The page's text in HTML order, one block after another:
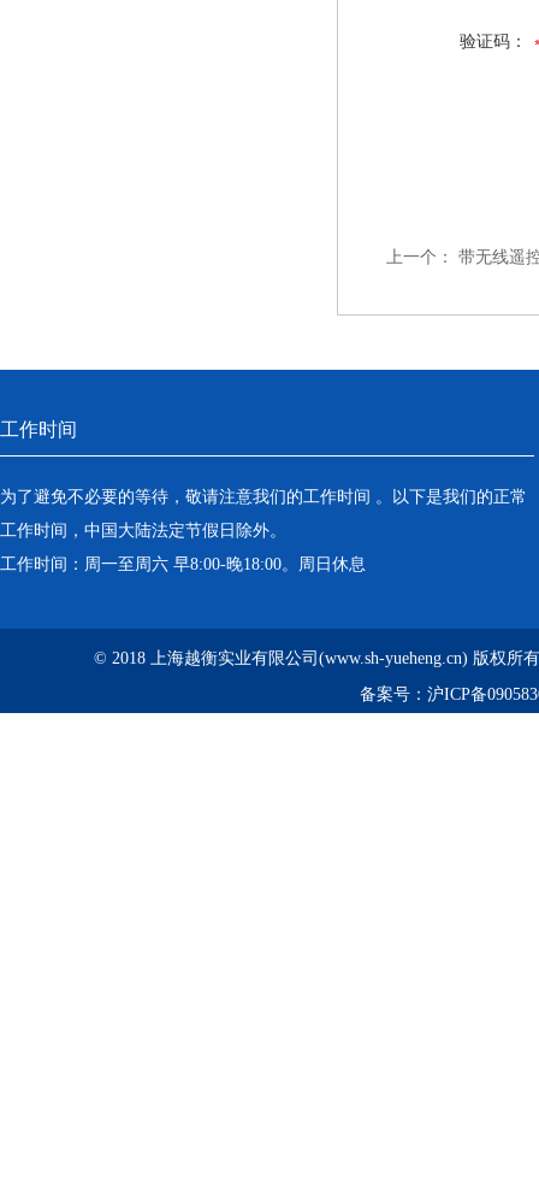
验证码：
上一个： 带无线遥
工作时间
为了避免不必要的等待，敬请注意我们的工作时间 。以下是我们的正常
工作时间，中国大陆法定节假日除外。
工作时间：周一至周六 早8:00-晚18:00。周日休息
© 2018 上海越衡实业有限公司(www.sh-yueheng.cn) 版权所
备案号： 沪ICP备